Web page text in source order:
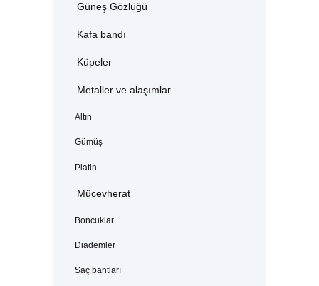
Güneş Gözlüğü
Kafa bandı
Küpeler
Metaller ve alaşımlar
Altın
Gümüş
Platin
Mücevherat
Boncuklar
Diademler
Saç bantları